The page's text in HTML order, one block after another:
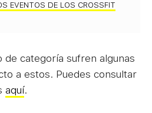
EVENTOS DE LOS CROSSFIT
categoría sufren algunas
a estos. Puedes consultar
aquí.